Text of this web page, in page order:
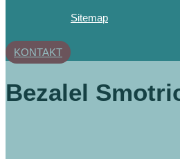
Sitemap
KONTAKT
Bezalel